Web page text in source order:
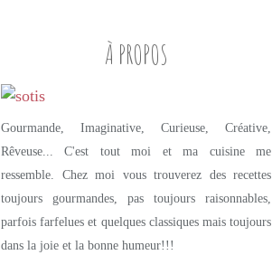
À PROPOS
Gourmande, Imaginative, Curieuse, Créative,
Rêveuse... C'est tout moi et ma cuisine me
ressemble. Chez moi vous trouverez des recettes
toujours gourmandes, pas toujours raisonnables,
parfois farfelues et quelques classiques mais toujours
dans la joie et la bonne humeur!!!